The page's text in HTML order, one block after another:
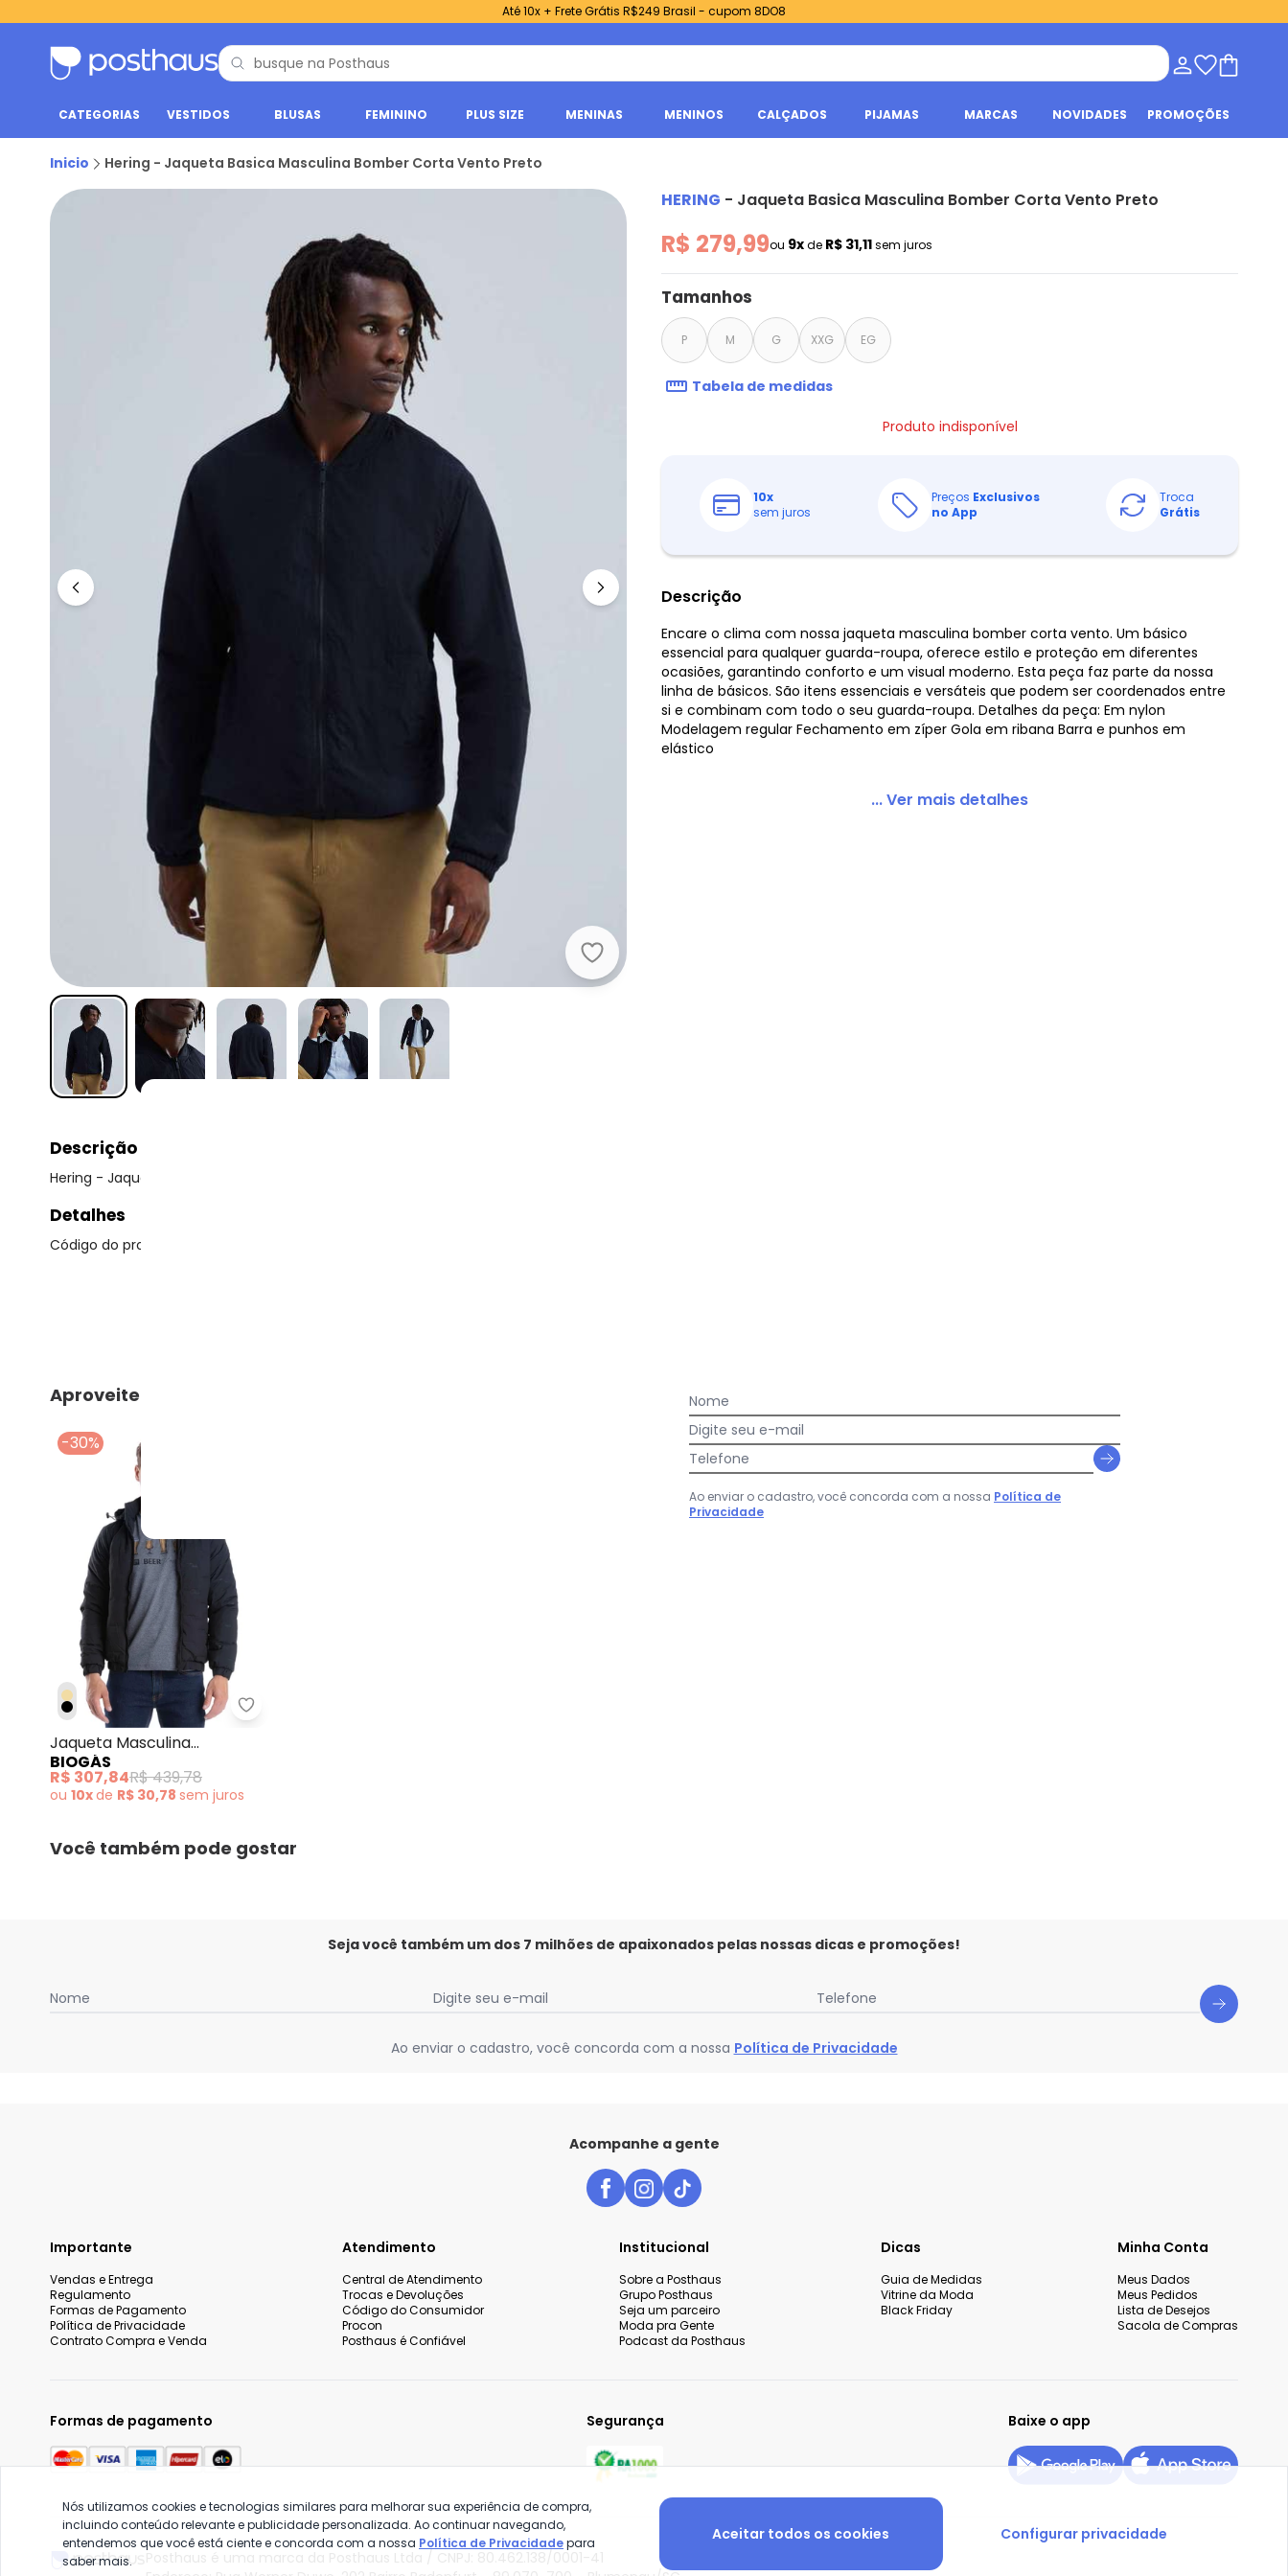
Até 10x + Frete Grátis R$249 Brasil - cupom 8DO8
CATEGORIAS VESTIDOS BLUSAS FEMININO PLUS SIZE MENINAS MENINOS CALÇADOS PIJAMAS MARCAS NOVIDADES PROMOÇÕES
Inicio Hering - Jaqueta Basica Masculina Bomber Corta Vento Preto
Hering - Jaqueta Basica Masculina Bomber Corta Vento Preto
HERING - Jaqueta Basica Masculina Bomber Corta Vento Preto
R$ 279,99ou 9xde R$ 31,11sem juros
Tamanhos
P M G XXG EG
Tabela de medidas
Produto indisponível
10x
sem juros
Preços Exclusivos
no App
Troca
Grátis
Descrição
Encare o clima com nossa jaqueta masculina bomber corta vento. Um básico
essencial para qualquer guarda-roupa, oferece estilo e proteção em diferentes
ocasiões, garantindo conforto e um visual moderno. Esta peça faz parte da nossa
linha de básicos. São itens essenciais e versáteis que podem ser coordenados entre
si e combinam com todo o seu guarda-roupa. Detalhes da peça: Em nylon
Modelagem regular Fechamento em zíper Gola em ribana Barra e punhos em
elástico
... Ver mais detalhes
Descrição
Hering - Jaqueta Basica Masculina Bomber Corta Vento Preto
Detalhes
Código do produto: 22988950
Aproveite e compre junto
-30%
Biogás - Jaqueta Masculina Importada Preto
Jaqueta Masculina
Importada Preto
BIOGÁS
R$ 307,84R$ 439,78
ou 10xde R$ 30,78 sem juros
Você também pode gostar
Seja você também um dos 7 milhões de apaixonados pelas nossas dicas e promoções!
Nome Digite seu e-mail Telefone
Ao enviar o cadastro, você concorda com a nossa Política de Privacidade
Acompanhe a gente
Importante
Vendas e Entrega
Regulamento
Formas de Pagamento
Política de Privacidade
Contrato Compra e Venda
Atendimento
Central de Atendimento
Trocas e Devoluções
Código do Consumidor
Procon
Posthaus é Confiável
Institucional
Sobre a Posthaus
Grupo Posthaus
Seja um parceiro
Moda pra Gente
Podcast da Posthaus
Dicas
Guia de Medidas
Vitrine da Moda
Black Friday
Minha Conta
Meus Dados
Meus Pedidos
Lista de Desejos
Sacola de Compras
Formas de pagamento Segurança Baixe o app
Nome
Digite seu e-mail
Telefone
Ao enviar o cadastro, você concorda com a nossa Política de
Privacidade
Nós utilizamos cookies e tecnologias similares para melhorar sua experiência de compra,
incluindo conteúdo relevante e publicidade personalizada. Ao continuar navegando,
entendemos que você está ciente e concorda com a nossa Política de Privacidadepara
saber mais.
Aceitar todos os cookies Configurar privacidade